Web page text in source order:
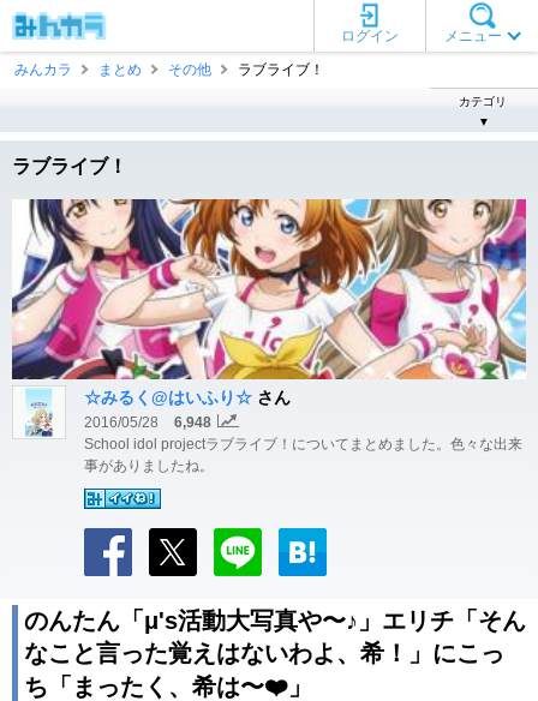
メニュー
ログイン
みんカラ
まとめ その他 ラブライブ！
カテゴリ
▼
ラブライブ！
☆みるく@はいふり☆ さん
2016/05/28
6,948
School idol projectラブライブ！についてまとめました。色々な出来
事がありましたね。
のんたん「μ's活動大写真や〜♪」エリチ「そん
なこと言った覚えはないわよ、希！」にこっ
ち「まったく、希は〜❤️」